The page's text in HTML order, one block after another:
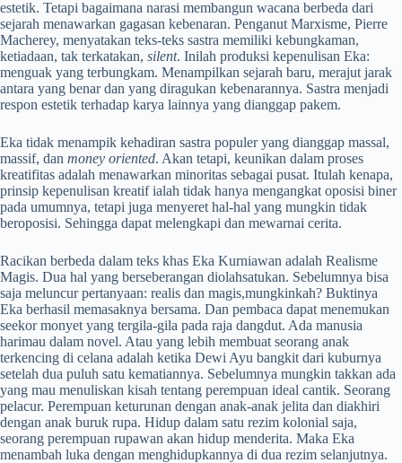
estetik. Tetapi bagaimana narasi membangun wacana berbeda dari
sejarah menawarkan gagasan kebenaran. Penganut Marxisme, Pierre
Macherey, menyatakan teks-teks sastra memiliki kebungkaman,
ketiadaan, tak terkatakan, silent. Inilah produksi kepenulisan Eka:
menguak yang terbungkam. Menampilkan sejarah baru, merajut jarak
antara yang benar dan yang diragukan kebenarannya. Sastra menjadi
respon estetik terhadap karya lainnya yang dianggap pakem.
Eka tidak menampik kehadiran sastra populer yang dianggap massal,
massif, dan money oriented. Akan tetapi, keunikan dalam proses
kreatifitas adalah menawarkan minoritas sebagai pusat. Itulah kenapa,
prinsip kepenulisan kreatif ialah tidak hanya mengangkat oposisi biner
pada umumnya, tetapi juga menyeret hal-hal yang mungkin tidak
beroposisi. Sehingga dapat melengkapi dan mewarnai cerita.
Racikan berbeda dalam teks khas Eka Kurniawan adalah Realisme
Magis. Dua hal yang berseberangan diolahsatukan. Sebelumnya bisa
saja meluncur pertanyaan: realis dan magis,mungkinkah? Buktinya
Eka berhasil memasaknya bersama. Dan pembaca dapat menemukan
seekor monyet yang tergila-gila pada raja dangdut. Ada manusia
harimau dalam novel. Atau yang lebih membuat seorang anak
terkencing di celana adalah ketika Dewi Ayu bangkit dari kuburnya
setelah dua puluh satu kematiannya. Sebelumnya mungkin takkan ada
yang mau menuliskan kisah tentang perempuan ideal cantik. Seorang
pelacur. Perempuan keturunan dengan anak-anak jelita dan diakhiri
dengan anak buruk rupa. Hidup dalam satu rezim kolonial saja,
seorang perempuan rupawan akan hidup menderita. Maka Eka
menambah luka dengan menghidupkannya di dua rezim selanjutnya.